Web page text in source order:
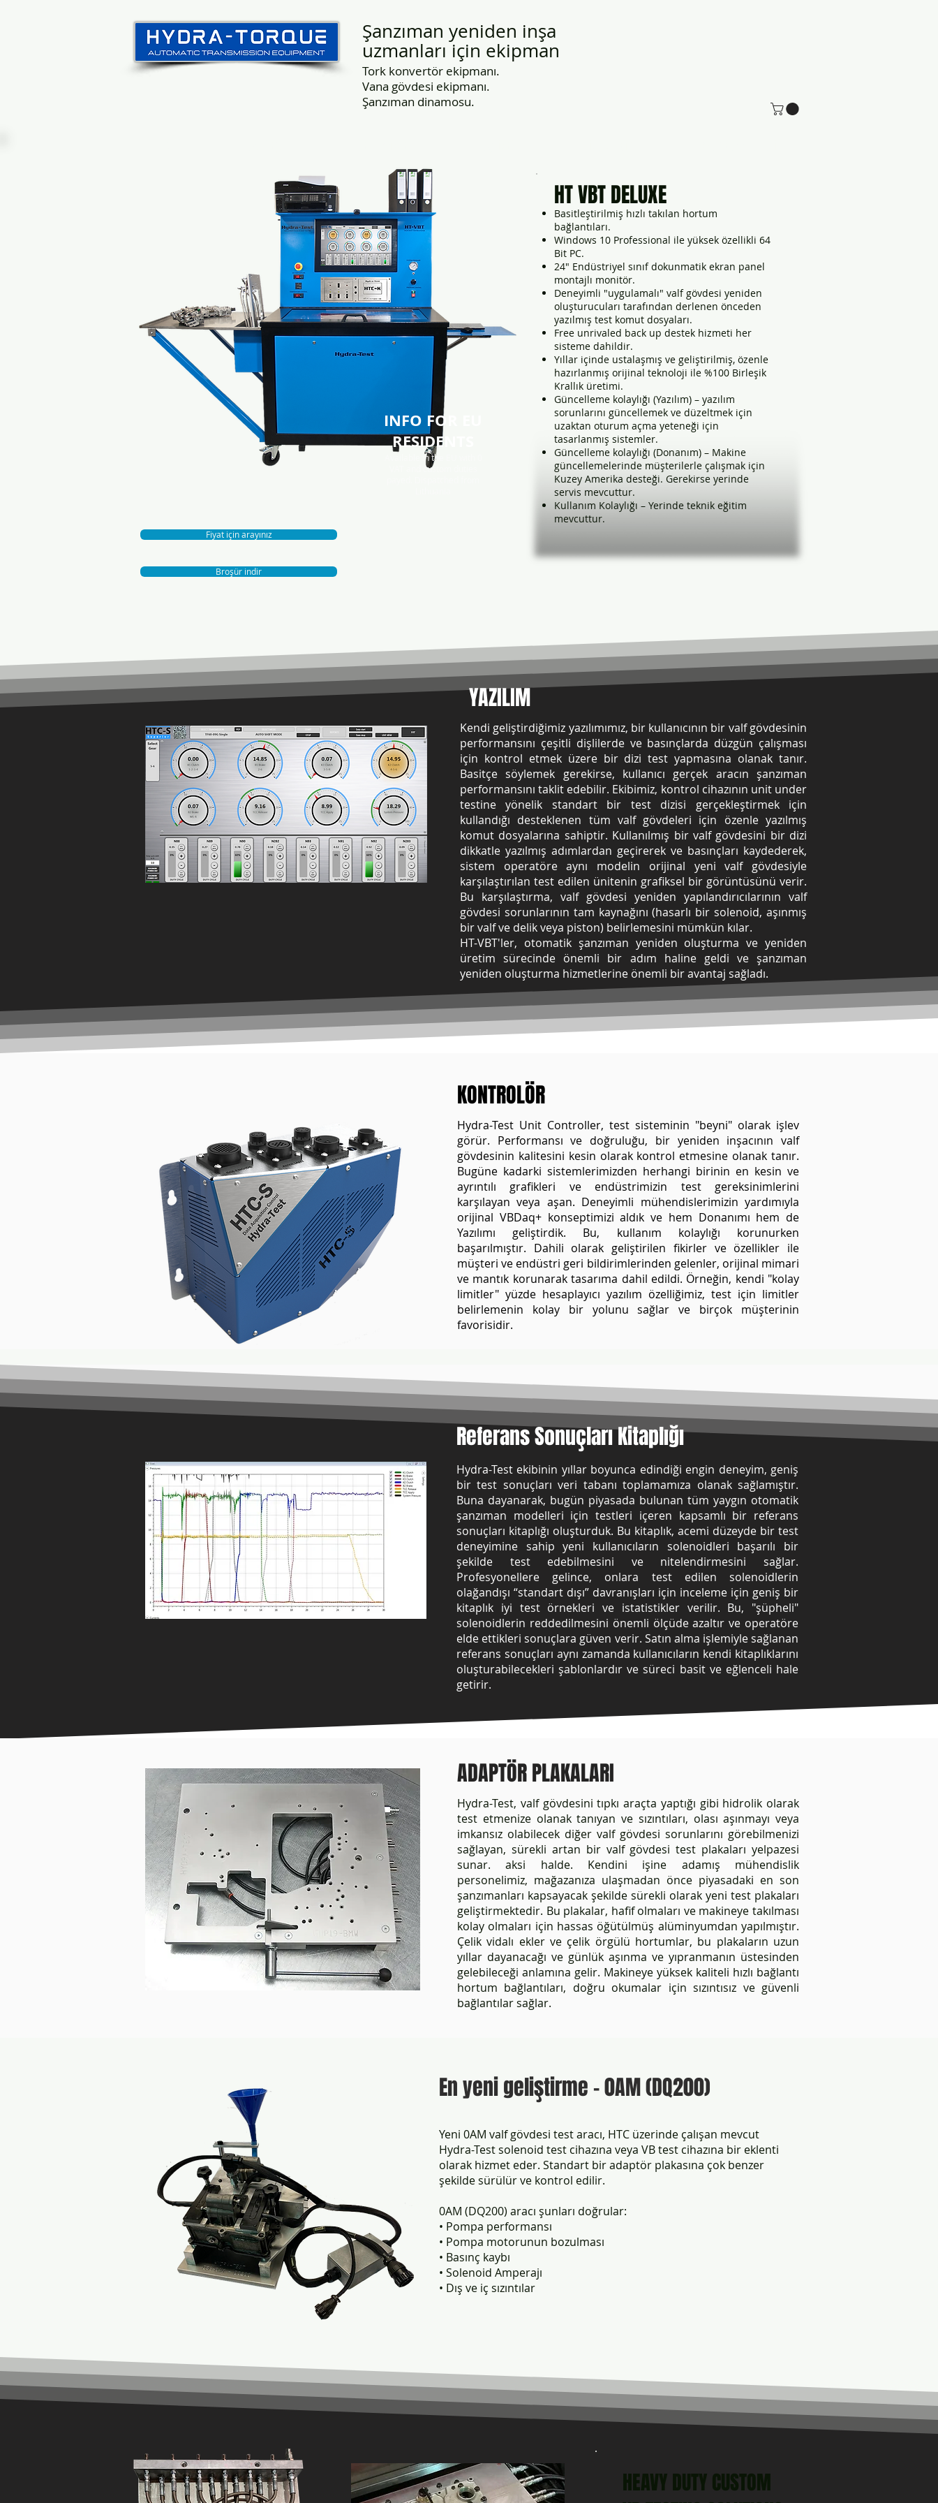
Şanzıman yeniden inşa
uzmanları için ekipman
Tork konvertör ekipmanı.
Vana gövdesi ekipmanı.
Şanzıman dinamosu.
INFO FOR EU
RESIDENTS
Available in the EU with 0
VAT and custom duties
Fiyat için arayınız
Broşür indir
HT VBT DELUXE
Basitleştirilmiş hızlı takılan hortum
bağlantıları.
Windows 10 Professional ile yüksek özellikli 64
Bit PC.
24" Endüstriyel sınıf dokunmatik ekran panel
montajlı monitör.
Deneyimli "uygulamalı" valf gövdesi yeniden
oluşturucuları tarafından derlenen önceden
yazılmış test komut dosyaları.
Free unrivaled back up destek hizmeti her
sisteme dahildir.
Yıllar içinde ustalaşmış ve geliştirilmiş, özenle
hazırlanmış orijinal teknoloji ile %100 Birleşik
Krallık üretimi.
Güncelleme kolaylığı (Yazılım) – yazılım
sorunlarını güncellemek ve düzeltmek için
uzaktan oturum açma yeteneği için
tasarlanmış sistemler.
Güncelleme kolaylığı (Donanım) – Makine
güncellemelerinde müşterilerle çalışmak için
Kuzey Amerika desteği. Gerekirse yerinde
servis mevcuttur.
Kullanım Kolaylığı – Yerinde teknik eğitim
mevcuttur.
YAZILIM
Kendi geliştirdiğimiz yazılımımız, bir kullanıcının bir valf gövdesinin
performansını çeşitli dişlilerde ve basınçlarda düzgün çalışması
için kontrol etmek üzere bir dizi test yapmasına olanak tanır.
Basitçe söylemek gerekirse, kullanıcı gerçek aracın şanzıman
performansını taklit edebilir. Ekibimiz, kontrol cihazının unit under
testine yönelik standart bir test dizisi gerçekleştirmek için
kullandığı desteklenen tüm valf gövdeleri için özenle yazılmış
komut dosyalarına sahiptir. Kullanılmış bir valf gövdesini bir dizi
dikkatle yazılmış adımlardan geçirerek ve basınçları kaydederek,
sistem operatöre aynı modelin orijinal yeni valf gövdesiyle
karşılaştırılan test edilen ünitenin grafiksel bir görüntüsünü verir.
Bu karşılaştırma, valf gövdesi yeniden yapılandırıcılarının valf
gövdesi sorunlarının tam kaynağını (hasarlı bir solenoid, aşınmış
bir valf ve delik veya piston) belirlemesini mümkün kılar.
HT-VBT'ler, otomatik şanzıman yeniden oluşturma ve yeniden
üretim sürecinde önemli bir adım haline geldi ve şanzıman
yeniden oluşturma hizmetlerine önemli bir avantaj sağladı.
KONTROLÖR
Hydra-Test Unit Controller, test sisteminin "beyni" olarak işlev
görür. Performansı ve doğruluğu, bir yeniden inşacının valf
gövdesinin kalitesini kesin olarak kontrol etmesine olanak tanır.
Bugüne kadarki sistemlerimizden herhangi birinin en kesin ve
ayrıntılı grafikleri ve endüstrimizin test gereksinimlerini
karşılayan veya aşan. Deneyimli mühendislerimizin yardımıyla
orijinal VBDaq+ konseptimizi aldık ve hem Donanımı hem de
Yazılımı geliştirdik. Bu, kullanım kolaylığı korunurken
başarılmıştır. Dahili olarak geliştirilen fikirler ve özellikler ile
müşteri ve endüstri geri bildirimlerinden gelenler, orijinal mimari
ve mantık korunarak tasarıma dahil edildi. Örneğin, kendi "kolay
limitler" yüzde hesaplayıcı yazılım özelliğimiz, test için limitler
belirlemenin kolay bir yolunu sağlar ve birçok müşterinin
favorisidir.
Referans Sonuçları Kitaplığı
Hydra-Test ekibinin yıllar boyunca edindiği engin deneyim, geniş
bir test sonuçları veri tabanı toplamamıza olanak sağlamıştır.
Buna dayanarak, bugün piyasada bulunan tüm yaygın otomatik
şanzıman modelleri için testleri içeren kapsamlı bir referans
sonuçları kitaplığı oluşturduk. Bu kitaplık, acemi düzeyde bir test
deneyimine sahip yeni kullanıcıların solenoidleri başarılı bir
şekilde test edebilmesini ve nitelendirmesini sağlar.
Profesyonellere gelince, onlara test edilen solenoidlerin
olağandışı “standart dışı” davranışları için inceleme için geniş bir
kitaplık iyi test örnekleri ve istatistikler verilir. Bu, "şüpheli"
solenoidlerin reddedilmesini önemli ölçüde azaltır ve operatöre
elde ettikleri sonuçlara güven verir. Satın alma işlemiyle sağlanan
referans sonuçları aynı zamanda kullanıcıların kendi kitaplıklarını
oluşturabilecekleri şablonlardır ve süreci basit ve eğlenceli hale
getirir.
ADAPTÖR PLAKALARI
Hydra-Test, valf gövdesini tıpkı araçta yaptığı gibi hidrolik olarak
test etmenize olanak tanıyan ve sızıntıları, olası aşınmayı veya
imkansız olabilecek diğer valf gövdesi sorunlarını görebilmenizi
sağlayan, sürekli artan bir valf gövdesi test plakaları yelpazesi
sunar. aksi halde. Kendini işine adamış mühendislik
personelimiz, mağazanıza ulaşmadan önce piyasadaki en son
şanzımanları kapsayacak şekilde sürekli olarak yeni test plakaları
geliştirmektedir. Bu plakalar, hafif olmaları ve makineye takılması
kolay olmaları için hassas öğütülmüş alüminyumdan yapılmıştır.
Çelik vidalı ekler ve çelik örgülü hortumlar, bu plakaların uzun
yıllar dayanacağı ve günlük aşınma ve yıpranmanın üstesinden
gelebileceği anlamına gelir. Makineye yüksek kaliteli hızlı bağlantı
hortum bağlantıları, doğru okumalar için sızıntısız ve güvenli
bağlantılar sağlar.
En yeni geliştirme - 0AM (DQ200)
Yeni 0AM valf gövdesi test aracı, HTC üzerinde çalışan mevcut
Hydra-Test solenoid test cihazına veya VB test cihazına bir eklenti
olarak hizmet eder. Standart bir adaptör plakasına çok benzer
şekilde sürülür ve kontrol edilir.
0AM (DQ200) aracı şunları doğrular:
• Pompa performansı
• Pompa motorunun bozulması
• Basınç kaybı
• Solenoid Amperajı
• Dış ve iç sızıntılar
HEAVY DUTY CUSTOM